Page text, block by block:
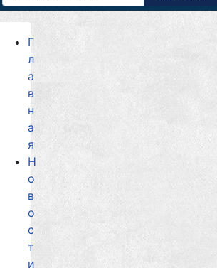
Type 2 or more characters for results.
Г
л
а
в
н
а
я
Н
о
в
о
с
т
и